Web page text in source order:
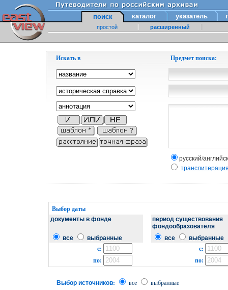
поиск каталог указатель
простой расширенный
Искать в Предмет поиска:
русский/
Выбор даты
документы в фонде
период существования
фондообразователя
все
выбранные все выбранные
с:
с:
по:
по:
Выбор источников: все выбранные